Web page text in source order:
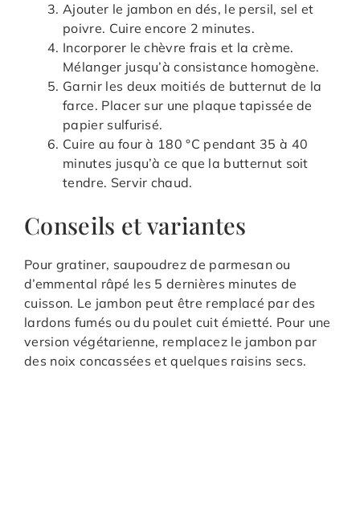
Ajouter le jambon en dés, le persil, sel et
poivre. Cuire encore 2 minutes.
Incorporer le chèvre frais et la crème.
Mélanger jusqu’à consistance homogène.
Garnir les deux moitiés de butternut de la
farce. Placer sur une plaque tapissée de
papier sulfurisé.
Cuire au four à 180 °C pendant 35 à 40
minutes jusqu’à ce que la butternut soit
tendre. Servir chaud.
Conseils et variantes
Pour gratiner, saupoudrez de parmesan ou
d’emmental râpé les 5 dernières minutes de
cuisson. Le jambon peut être remplacé par des
lardons fumés ou du poulet cuit émietté. Pour une
version végétarienne, remplacez le jambon par
des noix concassées et quelques raisins secs.